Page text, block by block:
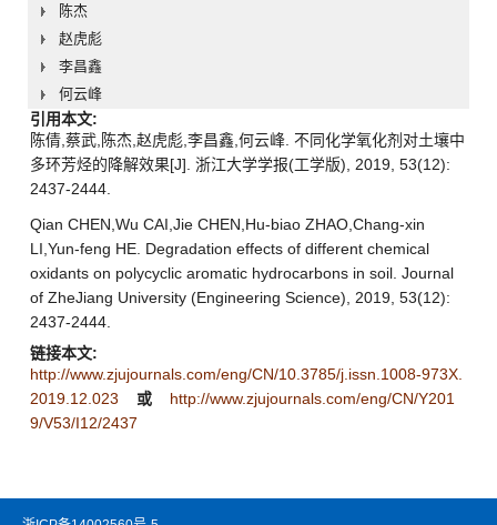
陈杰
赵虎彪
李昌鑫
何云峰
引用本文:
陈倩,蔡武,陈杰,赵虎彪,李昌鑫,何云峰. 不同化学氧化剂对土壤中
多环芳烃的降解效果[J]. 浙江大学学报(工学版), 2019, 53(12):
2437-2444.
Qian CHEN,Wu CAI,Jie CHEN,Hu-biao ZHAO,Chang-xin
LI,Yun-feng HE. Degradation effects of different chemical
oxidants on polycyclic aromatic hydrocarbons in soil. Journal
of ZheJiang University (Engineering Science), 2019, 53(12):
2437-2444.
链接本文:
http://www.zjujournals.com/eng/CN/10.3785/j.issn.1008-973X.
2019.12.023
或
http://www.zjujournals.com/eng/CN/Y201
9/V53/I12/2437